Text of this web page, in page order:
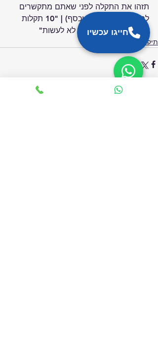
תזהו את התקלה לפני שאתם מתקשרים
למוסך (ותחסכו זמן וכסף) |
"10 תקלות
נפוצות בקלנועיות ומה לא לעשות"
תיקונים ומוסך
חייגו עכשיו